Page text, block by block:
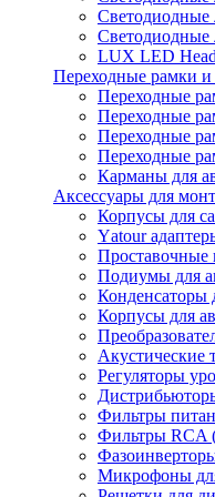
LUX LED
Переходные рамки
Переходные
Переходные
Переходные
Переходные
Карманы для
Аксессуары для
Корпусы для
Yаtour
Проставочные
Подиумы для
Конденсаторы
Корпусы для
Акустические
Регуляторы
Фильтры
Фильтры RCA
Микрофоны